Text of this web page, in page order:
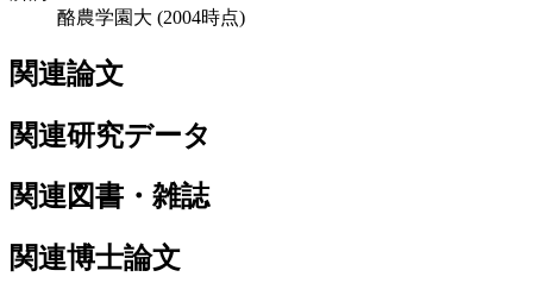
酪農学園大 (2004時点)
関連論文
関連研究データ
関連図書・雑誌
関連博士論文